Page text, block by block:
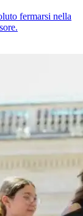
fermarsi nella